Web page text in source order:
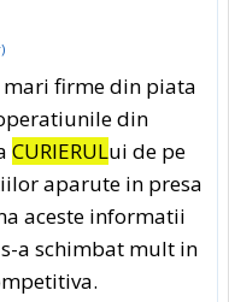
)
mari firme din piata
din
CURIERULui de pe
aparute in presa
aceste informatii
a schimbat mult in